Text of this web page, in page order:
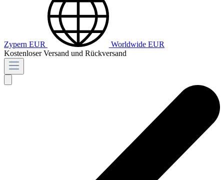
Zypern EUR Worldwide EUR
Kostenloser Versand und Rückversand